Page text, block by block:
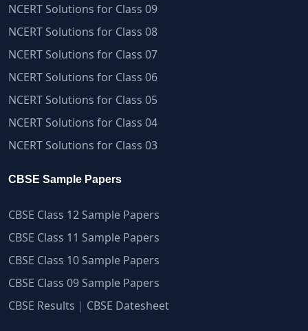
NCERT Solutions for Class 09
NCERT Solutions for Class 08
NCERT Solutions for Class 07
NCERT Solutions for Class 06
NCERT Solutions for Class 05
NCERT Solutions for Class 04
NCERT Solutions for Class 03
CBSE Sample Papers
CBSE Class 12 Sample Papers
CBSE Class 11 Sample Papers
CBSE Class 10 Sample Papers
CBSE Class 09 Sample Papers
CBSE Results | CBSE Datesheet